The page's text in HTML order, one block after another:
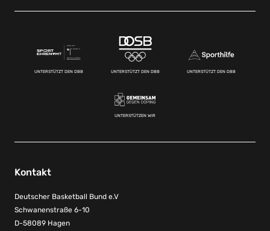
UNTERSTÜTZT DEN DBB UNTERSTÜTZT DEN DBB UNTERSTÜTZT DEN DBB
UNTERSTÜTZEN WIR
Kontakt
Deutscher Basketball Bund e.V
Schwanenstraße 6-10
D-58089 Hagen